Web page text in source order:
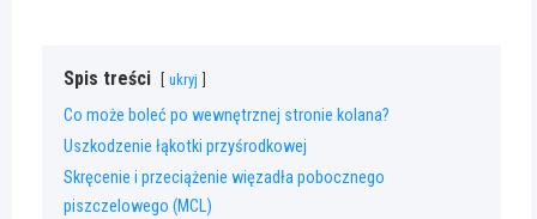
Spis treści ukryj
Co może boleć po wewnętrznej stronie kolana?
Uszkodzenie łąkotki przyśrodkowej
Skręcenie i przeciążenie więzadła pobocznego
piszczelowego (MCL)